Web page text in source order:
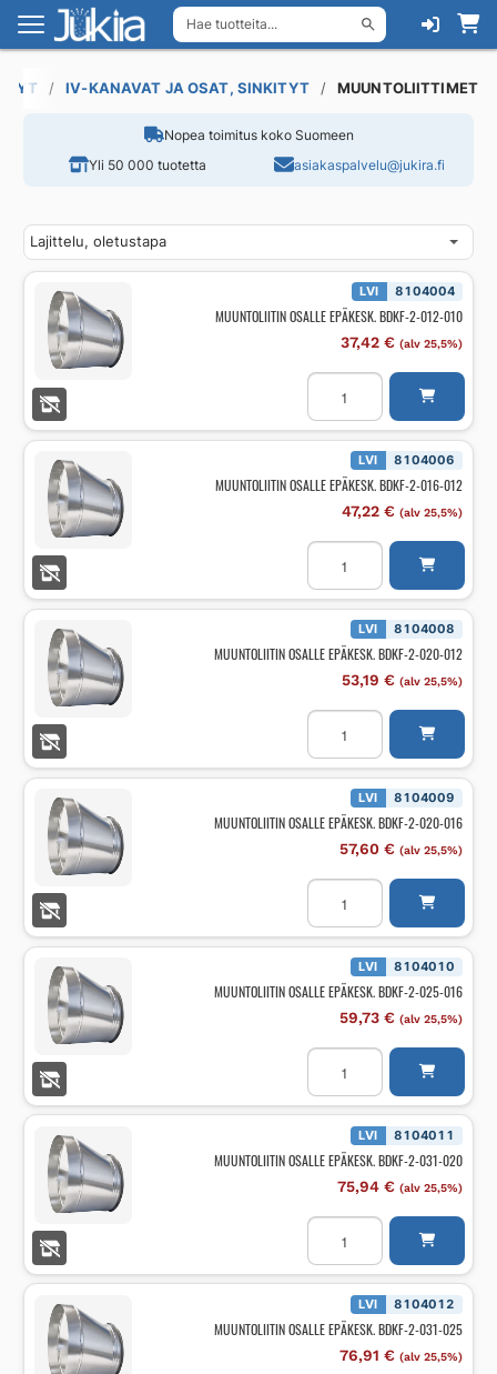
Hae tuotteita...
Siirry
navigointiin
Siirry
sisältöön
IV-KANAVAT JA OSAT, SINKITYT MUUNTOLIITTIMET
Nopea toimitus koko Suomeen
Yli 50 000 tuotetta
asiakaspalvelu@jukira.fi
LVI 8104004
MUUNTOLIITIN OSALLE EPÄKESK. BDKF-2-012-010
37,42 € (alv 25,5%)
MUUNTOLIITIN
OSALLE
EPÄKESK.
BDKF-
2-
määrä
LVI 8104006
MUUNTOLIITIN OSALLE EPÄKESK. BDKF-2-016-012
47,22 € (alv 25,5%)
MUUNTOLIITIN
OSALLE
EPÄKESK.
BDKF-
2-
määrä
LVI 8104008
MUUNTOLIITIN OSALLE EPÄKESK. BDKF-2-020-012
53,19 € (alv 25,5%)
MUUNTOLIITIN
OSALLE
EPÄKESK.
BDKF-
2-
määrä
LVI 8104009
MUUNTOLIITIN OSALLE EPÄKESK. BDKF-2-020-016
57,60 € (alv 25,5%)
MUUNTOLIITIN
OSALLE
EPÄKESK.
BDKF-
2-
määrä
LVI 8104010
MUUNTOLIITIN OSALLE EPÄKESK. BDKF-2-025-016
59,73 € (alv 25,5%)
MUUNTOLIITIN
OSALLE
EPÄKESK.
BDKF-
2-
määrä
LVI 8104011
MUUNTOLIITIN OSALLE EPÄKESK. BDKF-2-031-020
75,94 € (alv 25,5%)
MUUNTOLIITIN
OSALLE
EPÄKESK.
BDKF-
2-
määrä
LVI 8104012
MUUNTOLIITIN OSALLE EPÄKESK. BDKF-2-031-025
76,91 € (alv 25,5%)